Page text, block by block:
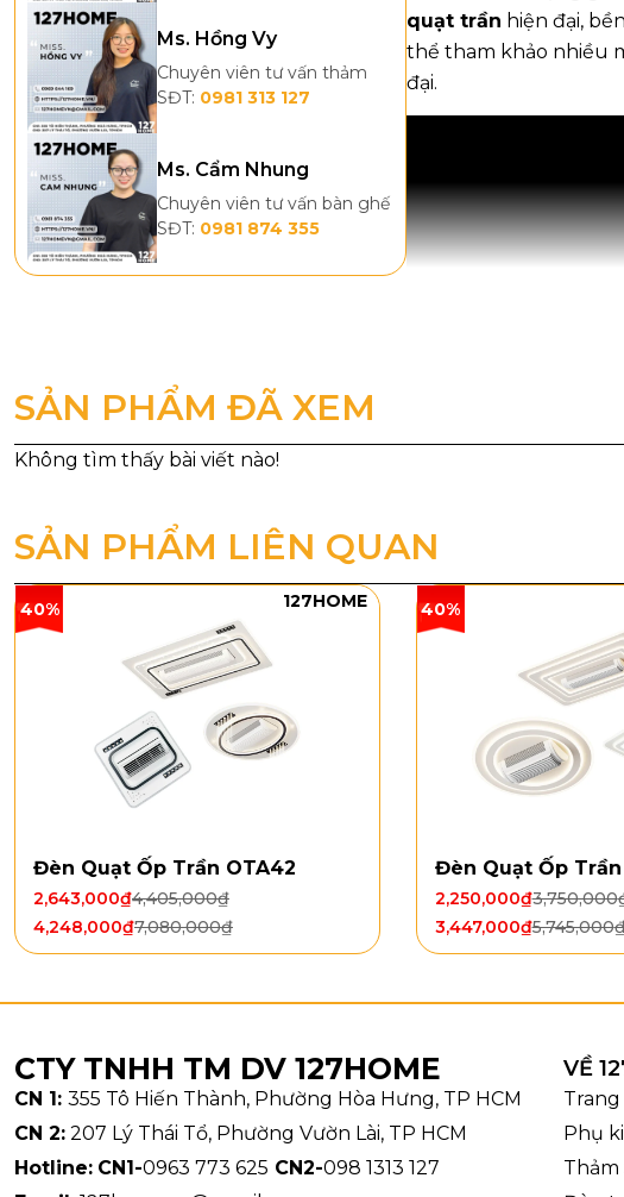
Ms. Hồng Vy
Chuyên viên tư vấn thảm
SĐT: 0981 313 127
Ms. Cẩm Nhung
Chuyên viên tư vấn bàn ghế
SĐT: 0981 874 355
quạt trần hiện đại,
thể tham khảo nhiều
đại.
Quạt Trần QT32 có
Mã sản phẩm:
Đường kính:
Chất liệu cánh:
Điều khiển: 6 tốc
Chiều quay: 2
Loại động cơ:
Công suất quạt:
Kích thước thùng:
Trọng lượng
SẢN PHẨM ĐÃ XEM
SẢN PHẨM LIÊN QUAN
40% 127HOME
Đèn Quạt Ốp Trần OTA42
4,405,000₫
2,643,000₫
7,080,000₫
4,248,000₫
40%
Đèn Quạt Ốp Trần
3,750,000
2,250,000₫
5,745,000
3,447,000₫
CTY TNHH TM DV 127HOME
CN 1: 355 Tô Hiến Thành, Phường Hòa Hưng, TP HCM
CN 2: 207 Lý Thái Tổ, Phường Vườn Lài, TP HCM
Hotline: CN1-0963 773 625 CN2-098 1313 127
VỀ
Phụ
Thảm